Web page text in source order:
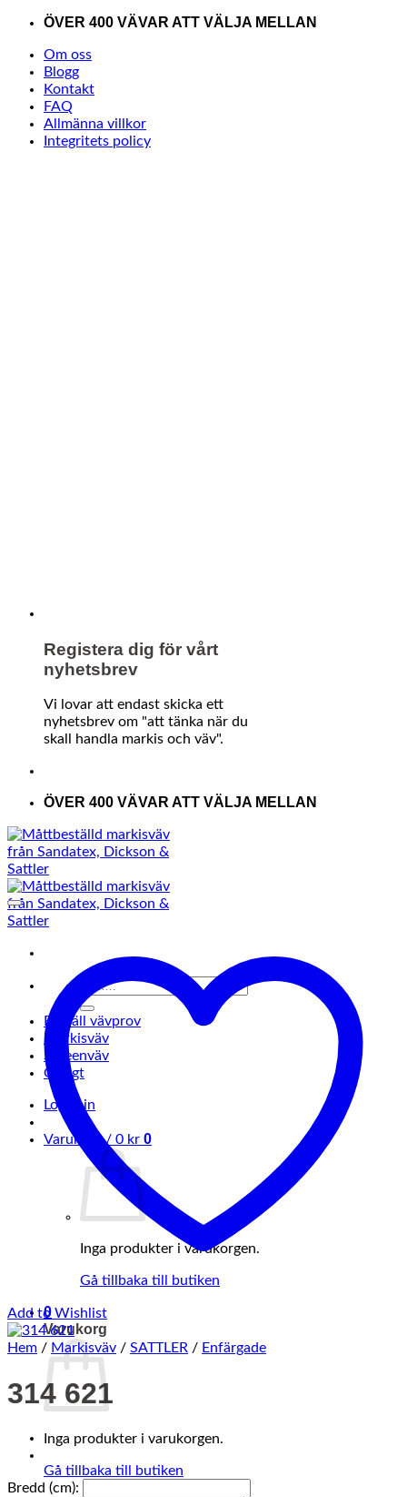
Skip
content
ÖVER 400 VÄVAR ATT VÄLJA MELLAN
Om oss
Blogg
Kontakt
FAQ
Allmänna villkor
Integritets policy
Registera dig för vårt
nyhetsbrev
Vi lovar att endast skicka ett
nyhetsbrev om "att tänka när du
skall handla markis och väv".
ÖVER 400 VÄVAR ATT VÄLJA MELLAN
efter:
Beställ vävprov
Markisväv
Screenväv
Övrigt
Logga in
Varukorg / 0 kr 0
Inga produkter i varukorgen.
Gå tillbaka till butiken
0
Varukorg
Inga produkter i varukorgen.
Gå tillbaka till butiken
Add to Wishlist
Hem / Markisväv / SATTLER / Enfärgade
314 621
Bredd (cm):